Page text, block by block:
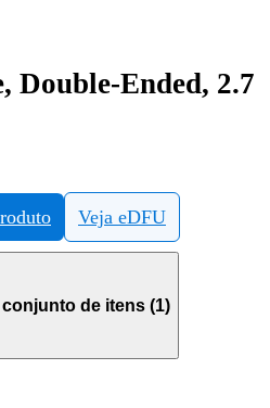
Ended, 2.7
Veja eDFU
de itens (1)